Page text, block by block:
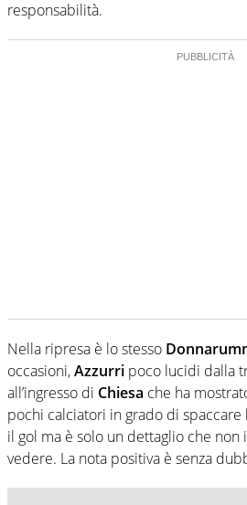
responsabilità.
Nella ripresa è lo stesso
occasioni,Azzurri poco lucidi dalla
all’ingresso di Chiesa che ha
pochi calciatori in grado di
il gol ma è solo un dettaglio che
vedere. La nota positiva è senza